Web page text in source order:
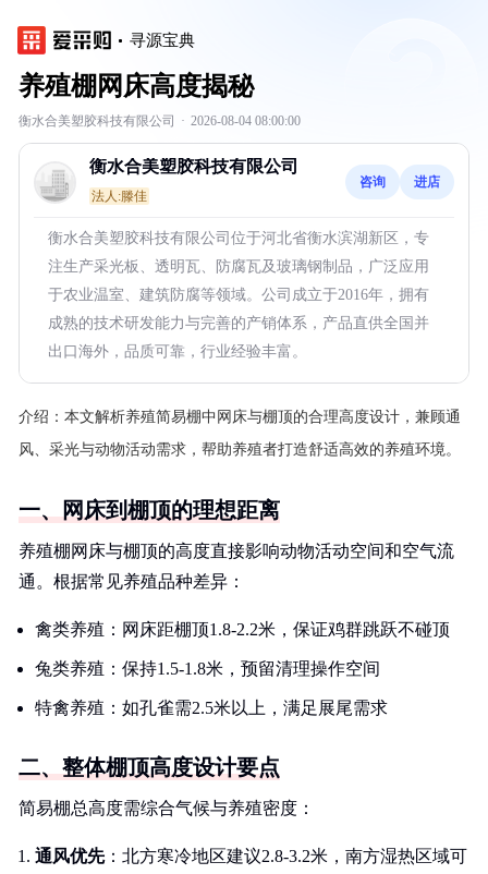
寻源宝典
养殖棚网床高度揭秘
衡水合美塑胶科技有限公司 · 2026-08-04 08:00:00
衡水合美塑胶科技有限公司
法人:滕佳
咨询 进店
衡水合美塑胶科技有限公司位于河北省衡水滨湖新区，专
注生产采光板、透明瓦、防腐瓦及玻璃钢制品，广泛应用
于农业温室、建筑防腐等领域。公司成立于2016年，拥有
成熟的技术研发能力与完善的产销体系，产品直供全国并
出口海外，品质可靠，行业经验丰富。
介绍： 本文解析养殖简易棚中网床与棚顶的合理高度设计，兼顾通
风、采光与动物活动需求，帮助养殖者打造舒适高效的养殖环境。
一、网床到棚顶的理想距离
养殖棚网床与棚顶的高度直接影响动物活动空间和空气流
通。根据常见养殖品种差异：
禽类养殖：网床距棚顶1.8-2.2米，保证鸡群跳跃不碰顶
兔类养殖：保持1.5-1.8米，预留清理操作空间
特禽养殖：如孔雀需2.5米以上，满足展尾需求
二、整体棚顶高度设计要点
简易棚总高度需综合气候与养殖密度：
通风优先：北方寒冷地区建议2.8-3.2米，南方湿热区域可